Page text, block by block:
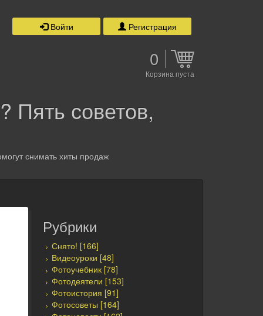
Войти Регистрация
0
Корзина пуста
Пять советов,
снимать хиты продаж
Рубрики
Снято! [166]
Видеоуроки [48]
Фотоучебник [78]
Фотодеятели [153]
Фотоистория [91]
Фотосоветы [164]